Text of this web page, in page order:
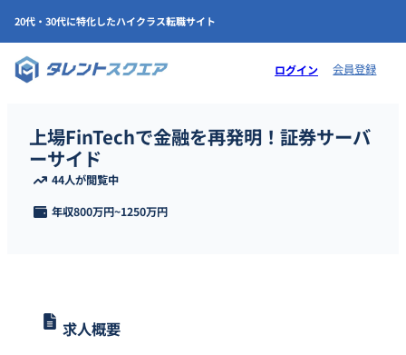
20代・30代に特化したハイクラス転職サイト
ログイン 会員登録
上場FinTechで金融を再発明！証券サーバ
ーサイド
44人が閲覧中
年収800万円~1250万円
求人概要